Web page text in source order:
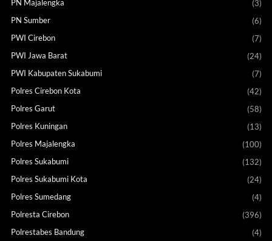
PN Majalengka
(3)
PN Sumber
(6)
PWI Cirebon
(7)
PWI Jawa Barat
(24)
PWI Kabupaten Sukabumi
(7)
Polres Cirebon Kota
(42)
Polres Garut
(58)
Polres Kuningan
(13)
Polres Majalengka
(100)
Polres Sukabumi
(132)
Polres Sukabumi Kota
(24)
Polres Sumedang
(4)
Polresta Cirebon
(396)
Polrestabes Bandung
(4)